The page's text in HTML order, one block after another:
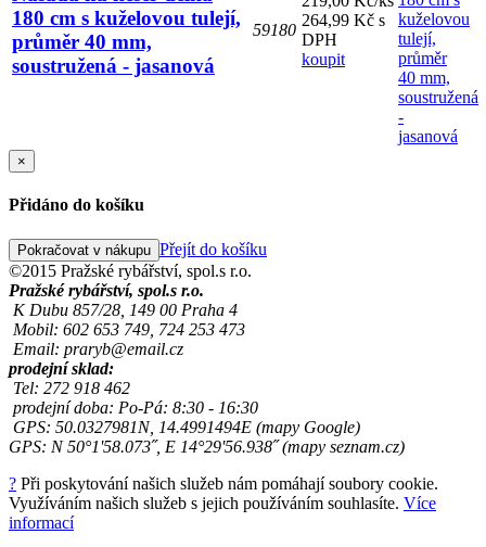
180 cm s kuželovou tulejí,
průměr 40 mm,
soustružená - jasanová
59180
264,99 Kč s
DPH
koupit
×
Přidáno do košíku
Pokračovat v nákupu Přejít do košíku
©2015 Pražské rybářství, spol.s r.o.
Pražské rybářství, spol.s r.o.
K Dubu 857/28, 149 00 Praha 4
Mobil: 602 653 749, 724 253 473
Email: praryb@email.cz
prodejní sklad:
Tel: 272 918 462
prodejní doba: Po-Pá: 8:30 - 16:30
GPS: 50.0327981N, 14.4991494E (mapy Google)
GPS: N 50°1'58.073˝, E 14°29'56.938˝ (mapy seznam.cz)
? Při poskytování našich služeb nám pomáhají soubory cookie.
Využíváním našich služeb s jejich používáním souhlasíte. Více
informací